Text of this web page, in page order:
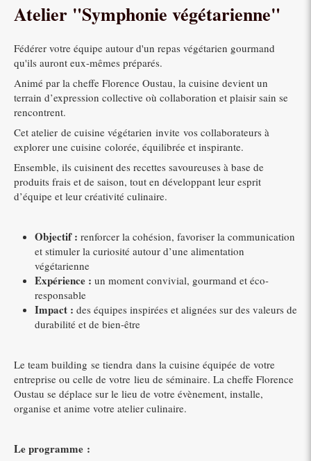
Atelier "Symphonie végétarienne"
Fédérer votre équipe autour d'un repas végétarien gourmand
qu'ils auront eux-mêmes préparés.
Animé par la cheffe Florence Oustau, la cuisine devient un
terrain d’expression collective où collaboration et plaisir sain se
rencontrent.
Cet atelier de cuisine végétarien invite vos collaborateurs à
explorer une cuisine colorée, équilibrée et inspirante.
Ensemble, ils cuisinent des recettes savoureuses à base de
produits frais et de saison, tout en développant leur esprit
d’équipe et leur créativité culinaire.
Objectif : renforcer la cohésion, favoriser la communication
et stimuler la curiosité autour d’une alimentation
végétarienne
Expérience : un moment convivial, gourmand et éco-
responsable
Impact : des équipes inspirées et alignées sur des valeurs de
durabilité et de bien-être
Le team building se tiendra dans la cuisine équipée de votre
entreprise ou celle de votre lieu de séminaire. La cheffe Florence
Oustau se déplace sur le lieu de votre évènement, installe,
organise et anime votre atelier culinaire.
Le programme :